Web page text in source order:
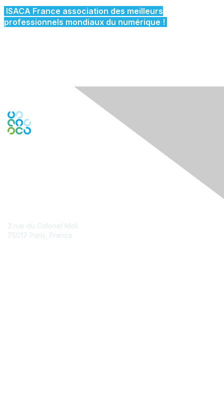
ISACA France association des meilleurs
professionnels mondiaux du numérique !
3 rue du Colonel Moll
75017 Paris, France